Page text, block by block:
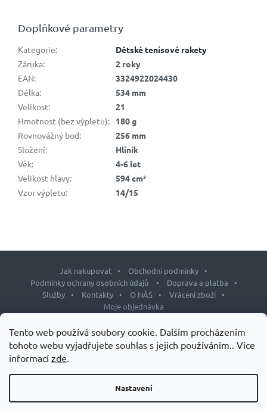
Tento web používá soubory cookie. Dalším procházením
tohoto webu vyjadřujete souhlas s jejich používáním.. Více
informací zde.
Nastavení
Doplňkové parametry
Kategorie:
Dětské tenisové rakety
Záruka:
2 roky
EAN:
3324922024430
Délka:
534 mm
Velikost:
21
Hmotnost (bez výpletu):
180 g
Rovnovážný bod:
256 mm
Složení:
Hliník
Věk:
4-6 let
Velikost hlavy:
594 cm²
Vzor výpletu: 14/15
Jak nakupovat
Obchodní podmínky
Podmínky ochrany osobních údajů
Doprava a platba
Služby
Kontakty O NÁS
Vrácení zboží
Moje objednávka
Vytvořil Shoptet
nastavení cookies
Design šablony vytvořilShoptetak.cz